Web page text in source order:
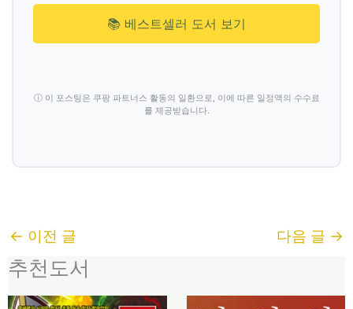
📚 베스트셀러 도서 보기
ⓘ 이 포스팅은 쿠팡 파트너스 활동의 일환으로, 이에 따른 일정액의 수수료
를 제공받습니다.
← 이전 글 다음 글 →
추천도서